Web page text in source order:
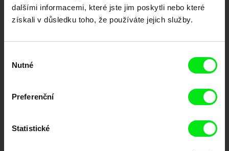
dalšími informacemi, které jste jim poskytli nebo které
získali v důsledku toho, že používáte jejich služby.
souhlasu
Nutné
Preferenční
Statistické
Nové festivalové filmy
každý týden
festivalů dokumentárního filmu sdružených do Doc Alliance. Naším cílem je
posouvat hranice dokumentárního filmu, propagovat jeho rozmanitost a